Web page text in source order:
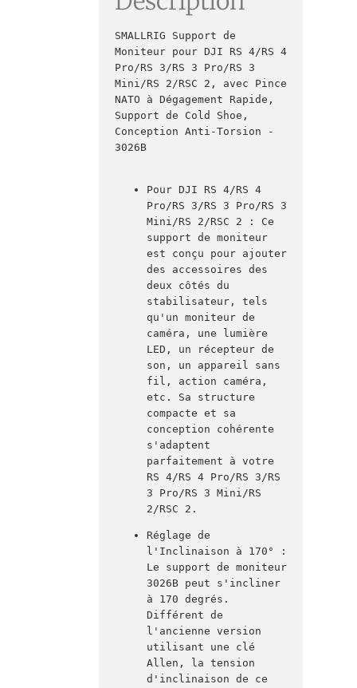
SMALLRIG Support de
Moniteur pour DJI RS 4/RS 4
Pro/RS 3/RS 3 Pro/RS 3
Mini/RS 2/RSC 2, avec Pince
NATO à Dégagement Rapide,
Support de Cold Shoe,
Conception Anti-Torsion -
3026B
Pour DJI RS 4/RS 4
Pro/RS 3/RS 3 Pro/RS 3
Mini/RS 2/RSC 2 : Ce
support de moniteur
est conçu pour ajouter
des accessoires des
deux côtés du
stabilisateur, tels
qu'un moniteur de
caméra, une lumière
LED, un récepteur de
son, un appareil sans
fil, action caméra,
etc. Sa structure
compacte et sa
conception cohérente
s'adaptent
parfaitement à votre
RS 4/RS 4 Pro/RS 3/RS
3 Pro/RS 3 Mini/RS
2/RSC 2.
Réglage de
l'Inclinaison à 170° :
Le support de moniteur
3026B peut s'incliner
à 170 degrés.
Différent de
l'ancienne version
utilisant une clé
Allen, la tension
d'inclinaison de ce